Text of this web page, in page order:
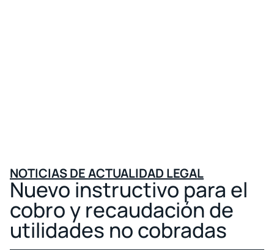
NOTICIAS DE ACTUALIDAD LEGAL
Nuevo instructivo para el
cobro y recaudación de
utilidades no cobradas